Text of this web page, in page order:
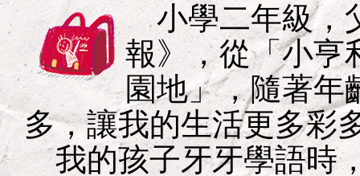
小學二年級，
報》，從「小亨
園地」，隨著年
多，讓我的生活更多彩
我的孩子牙牙學語時